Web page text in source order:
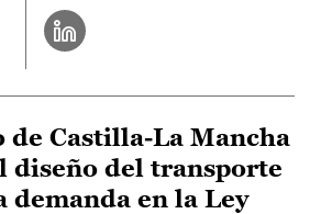
de Castilla-La Mancha
diseño del transporte
demanda en la Ley